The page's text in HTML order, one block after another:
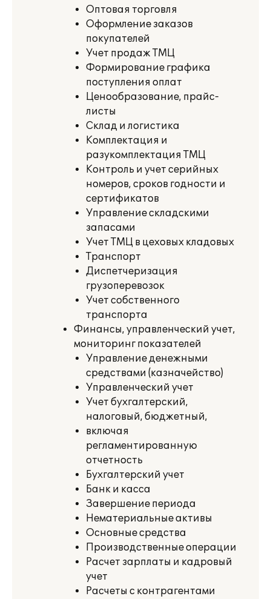
Оптовая торговля
Оформление заказов
покупателей
Учет продаж ТМЦ
Формирование графика
поступления оплат
Ценообразование, прайс-
листы
Склад и логистика
Комплектация и
разукомплектация ТМЦ
Контроль и учет серийных
номеров, сроков годности и
сертификатов
Управление складскими
запасами
Учет ТМЦ в цеховых кладовых
Транспорт
Диспетчеризация
грузоперевозок
Учет собственного
транспорта
Финансы, управленческий учет,
мониторинг показателей
Управление денежными
средствами (казначейство)
Управленческий учет
Учет бухгалтерский,
налоговый, бюджетный,
включая
регламентированную
отчетность
Бухгалтерский учет
Банк и касса
Завершение периода
Нематериальные активы
Основные средства
Производственные операции
Расчет зарплаты и кадровый
учет
Расчеты с контрагентами